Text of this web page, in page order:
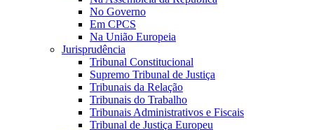
No Governo
Em CPCS
Na União Europeia
Jurisprudência
Tribunal Constitucional
Supremo Tribunal de Justiça
Tribunais da Relação
Tribunais do Trabalho
Tribunais Administrativos e Fiscais
Tribunal de Justiça Europeu